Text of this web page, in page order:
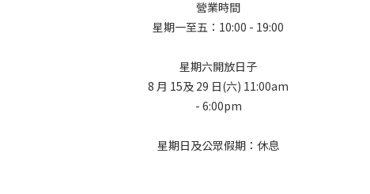
營業時間
星期一至五：10:00 - 19:00
星期六開放日子
8 月 15及 29 日(六) 11:00am
- 6:00pm
星期日及公眾假期：休息